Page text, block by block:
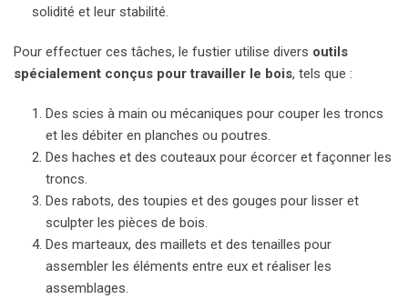
solidité et leur stabilité.
Pour effectuer ces tâches, le fustier utilise divers outils
spécialement conçus pour travailler le bois, tels que :
Des scies à main ou mécaniques pour couper les troncs
et les débiter en planches ou poutres.
Des haches et des couteaux pour écorcer et façonner les
troncs.
Des rabots, des toupies et des gouges pour lisser et
sculpter les pièces de bois.
Des marteaux, des maillets et des tenailles pour
assembler les éléments entre eux et réaliser les
assemblages.